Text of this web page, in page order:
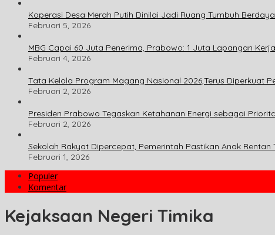
Koperasi Desa Merah Putih Dinilai Jadi Ruang Tumbuh Berdaya
Februari 5, 2026
MBG Capai 60 Juta Penerima, Prabowo: 1 Juta Lapangan
Februari 4, 2026
Tata Kelola Program Magang Nasional 2026,Terus Diperkuat
Februari 2, 2026
Presiden Prabowo Tegaskan Ketahanan Energi sebagai
Februari 2, 2026
Sekolah Rakyat Dipercepat, Pemerintah Pastikan Anak Rentan
Februari 1, 2026
Populer
Komentar
Kejaksaan Negeri Timika